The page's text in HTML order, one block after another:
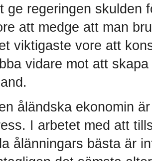
ge regeringen skulden
att medge att man
viktigaste vore att
vidare mot att
åländska ekonomin
I arbetet med att
ålänningars bästa är